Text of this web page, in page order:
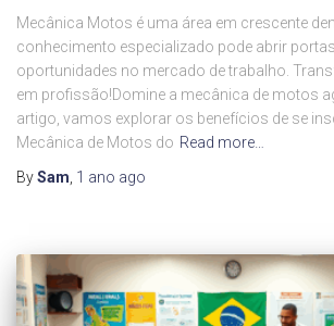
Mecânica Motos é uma área em crescente
conhecimento especializado pode abrir
oportunidades no mercado de trabalho.
em profissão!Domine a mecânica de motos
artigo, vamos explorar os benefícios de se
Mecânica de Motos do Read more…
BySam 1 ano ago